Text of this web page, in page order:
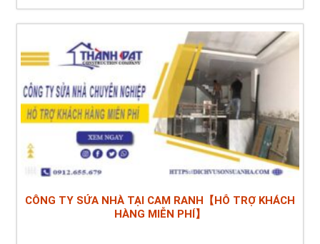
CÔNG TY SỬA NHÀ TẠI CAM RANH【HỖ TRỢ KHÁCH
HÀNG MIỄN PHÍ】